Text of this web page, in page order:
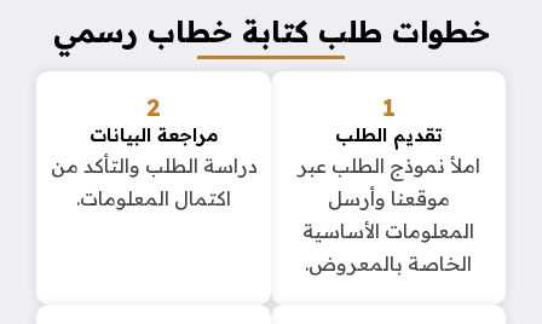
خطوات طلب كتابة خطاب رسمي
1
تقديم الطلب
املأ نموذج الطلب عبر
موقعنا وأرسل
المعلومات الأساسية
الخاصة بالمعروض.
2
مراجعة البيانات
دراسة الطلب والتأكد من
اكتمال المعلومات.